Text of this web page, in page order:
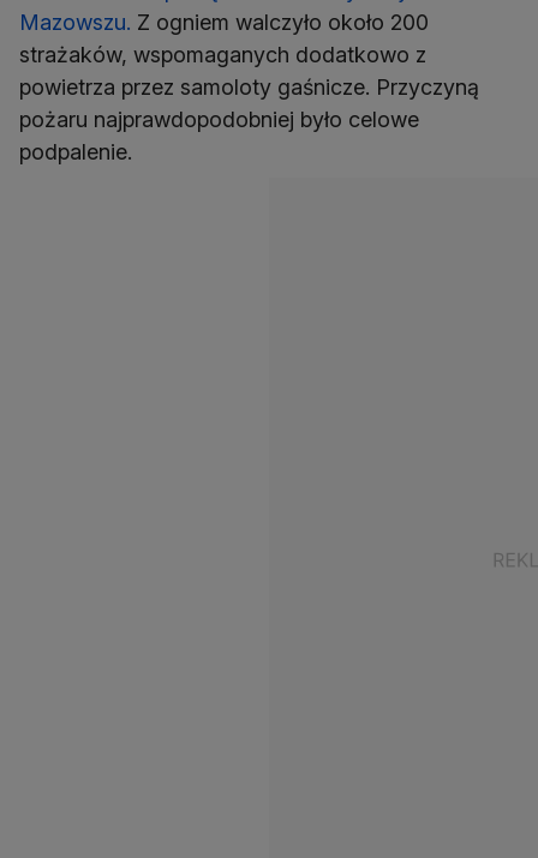
Mazowszu. Z ogniem walczyło około 200
strażaków, wspomaganych dodatkowo z
powietrza przez samoloty gaśnicze. Przyczyną
pożaru najprawdopodobniej było celowe